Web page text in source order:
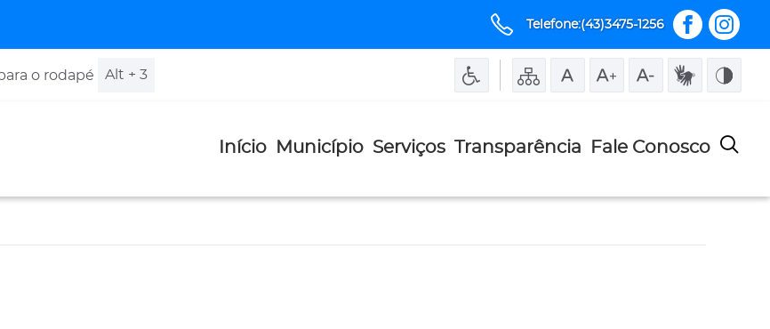
Telefone:(43)3475-1256
o rodapé Alt + 3
Início Município Serviços Transparência Fale Conosco